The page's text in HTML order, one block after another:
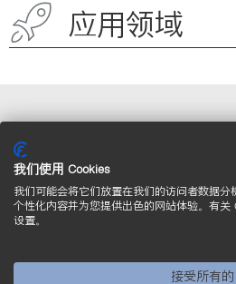
应用领域
安装技术 (6)
筛选
我们使用 Cookies
我们可能会将它们放置在我们的访问者数据分
个性化内容并为您提供出色的网站体验。有关
设置。
接受所有的